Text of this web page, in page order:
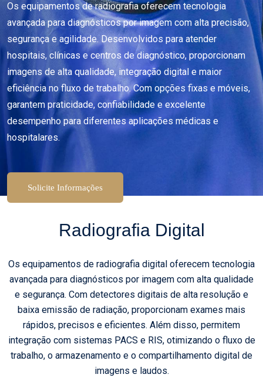
Os equipamentos de radiografia oferecem tecnologia
avançada para diagnósticos por imagem com alta precisão,
segurança e agilidade. Desenvolvidos para atender
hospitais, clínicas e centros de diagnóstico, proporcionam
imagens de alta qualidade, integração digital e maior
eficiência no fluxo de trabalho. Com opções fixas e móveis,
garantem praticidade, confiabilidade e excelente
desempenho para diferentes aplicações médicas e
hospitalares.
Solicite Informações
Radiografia Digital
Os equipamentos de radiografia digital oferecem tecnologia
avançada para diagnósticos por imagem com alta qualidade
e segurança. Com detectores digitais de alta resolução e
baixa emissão de radiação, proporcionam exames mais
rápidos, precisos e eficientes. Além disso, permitem
integração com sistemas PACS e RIS, otimizando o fluxo de
trabalho, o armazenamento e o compartilhamento digital de
imagens e laudos.